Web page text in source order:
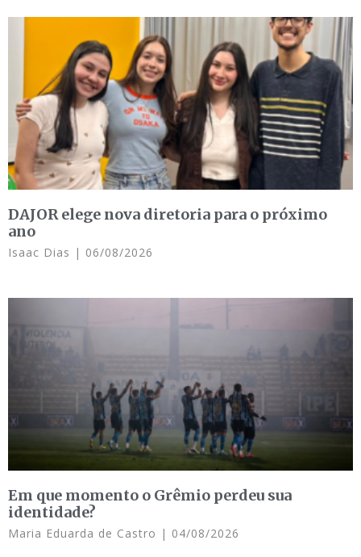
DAJOR elege nova diretoria para o próximo
ano
Isaac Dias 06/08/2026
Em que momento o Grêmio perdeu sua
identidade?
Maria Eduarda de Castro 04/08/2026